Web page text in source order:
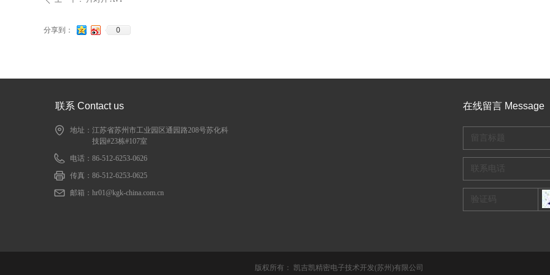
分享到： 0
联系 Contact us
地址： 江苏省苏州市工业园区通园路208号苏化科
技园#23栋#107室
电话： 86-512-6253-0626
传真： 86-512-6253-0625
邮箱： hr01@kgk-china.com.cn
在线留言 Message
版权所有： 凯吉凯精密电子技术开发(苏州)有限公司